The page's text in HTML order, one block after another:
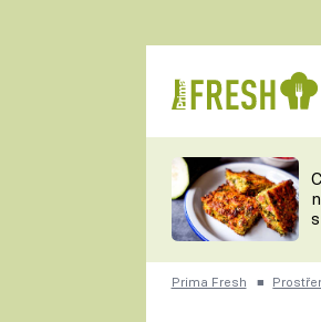
RYCHLOVKY
Prima Fresh ■